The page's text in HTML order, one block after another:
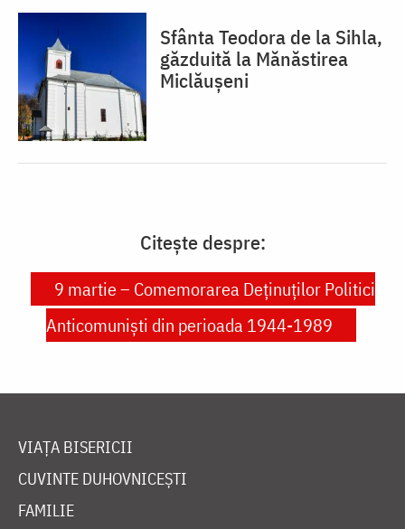
Sfânta Teodora de la Sihla,
găzduită la Mănăstirea
Miclăușeni
Citește despre:
9 martie – Comemorarea Deținuților Politici
Anticomuniști din perioada 1944-1989
VIAȚA BISERICII
CUVINTE DUHOVNICEȘTI
FAMILIE